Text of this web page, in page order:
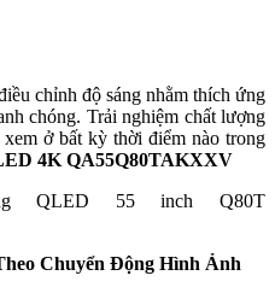
chỉnh độ sáng nhằm thích ứng
chóng. Trải nghiệm chất lượng
ở bất kỳ thời điểm nào trong
4K QA55Q80TAKXXV
Chuyển Động Hình Ảnh